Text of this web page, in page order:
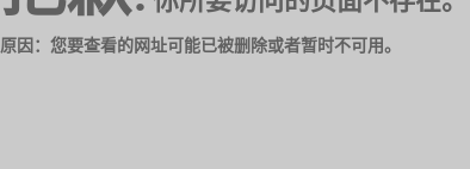
原因：您要查看的网址可能已被删除或者暂时不可用。